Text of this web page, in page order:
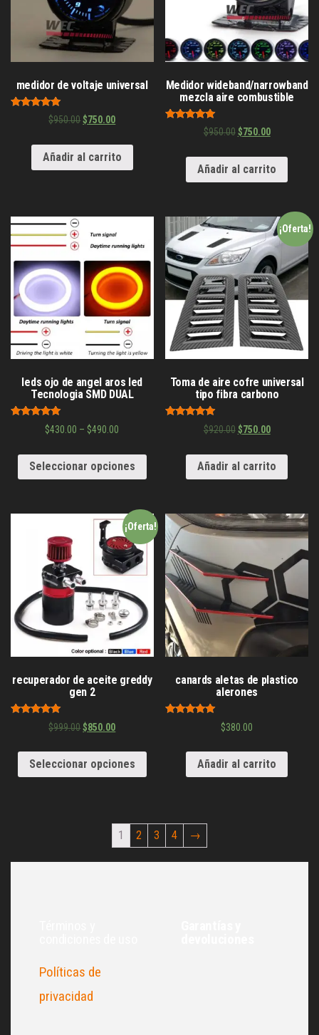
medidor de voltaje universal
Valorado en
$950.00 $750.00
Añadir al carrito
Medidor wideband/narrowband
mezcla aire combustible
Valorado en
$950.00 $750.00
Añadir al carrito
leds ojo de angel aros led
Tecnologia SMD DUAL
Valorado en
5.00$430.00 – $490.00
Seleccionar opciones
¡Oferta!
Toma de aire cofre universal
tipo fibra carbono
Valorado en
$920.00 $750.00
Añadir al carrito
¡Oferta!
recuperador de aceite greddy
gen 2
Valorado en
$999.00 $850.00
Seleccionar opciones
canards aletas de plastico
alerones
$380.00
Añadir al carrito
1 2 3 4 →
Políticas de
privacidad